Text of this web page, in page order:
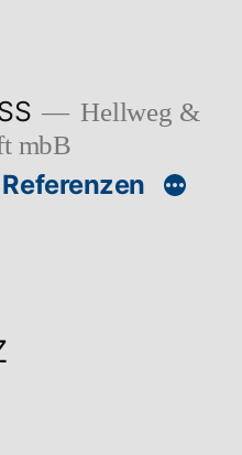
Hellweg &
mbB
Referenzen